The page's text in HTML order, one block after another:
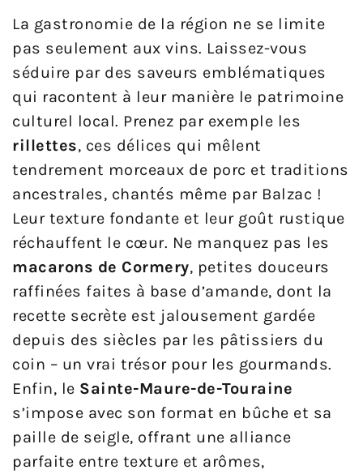
La gastronomie de la région ne se limite
pas seulement aux vins. Laissez-vous
séduire par des saveurs emblématiques
qui racontent à leur manière le patrimoine
culturel local. Prenez par exemple les
rillettes, ces délices qui mêlent
tendrement morceaux de porc et traditions
ancestrales, chantés même par Balzac !
Leur texture fondante et leur goût rustique
réchauffent le cœur. Ne manquez pas les
macarons de Cormery, petites douceurs
raffinées faites à base d’amande, dont la
recette secrète est jalousement gardée
depuis des siècles par les pâtissiers du
coin – un vrai trésor pour les gourmands.
Enfin, le Sainte-Maure-de-Touraine
s’impose avec son format en bûche et sa
paille de seigle, offrant une alliance
parfaite entre texture et arômes,